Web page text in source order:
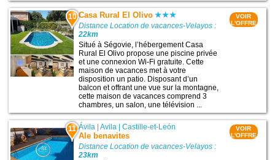
10 Casa Rural El Olivo
Distance Location de vacances-Velayos :
22km
Situé à Ségovie, l’hébergement Casa
Rural El Olivo propose une piscine privée
et une connexion Wi-Fi gratuite. Cette
maison de vacances met à votre
disposition un patio. Disposant d’un
balcon et offrant une vue sur la montagne,
cette maison de vacances comprend 3
chambres, un salon, une télévision ...
VOIR
L'OFFRE
11 Ávila |Avila |Castille-et-León
Ale benavites
Distance Location de vacances-Velayos :
23km
VOIR
L'OFFRE